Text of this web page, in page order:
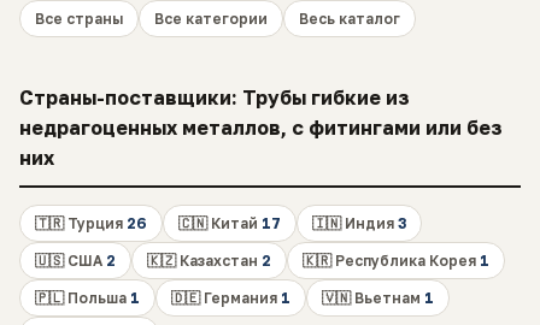
Все страны Все категории Весь каталог
Страны-поставщики: Трубы гибкие из
недрагоценных металлов, с фитингами или без
них
🇹🇷 Турция 26 🇨🇳 Китай 17 🇮🇳 Индия 3
🇺🇸 США 2 🇰🇿 Казахстан 2 🇰🇷 Республика Корея 1
🇵🇱 Польша 1 🇩🇪 Германия 1 🇻🇳 Вьетнам 1